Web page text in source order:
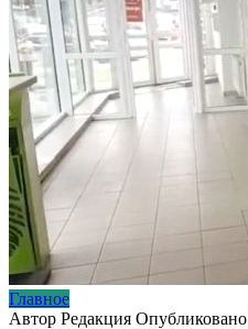
Главное
Автор Редакция Опубликовано